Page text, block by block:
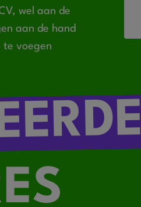
wel aan de
aan de hand
te voegen